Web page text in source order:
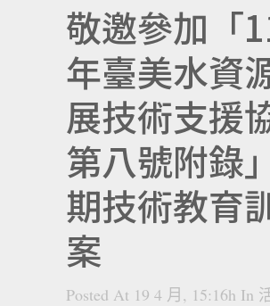
敬邀參加「
年臺美水資
展技術支援
第八號附錄
期技術教育
案
Posted At 19 4 月, 15:16h In